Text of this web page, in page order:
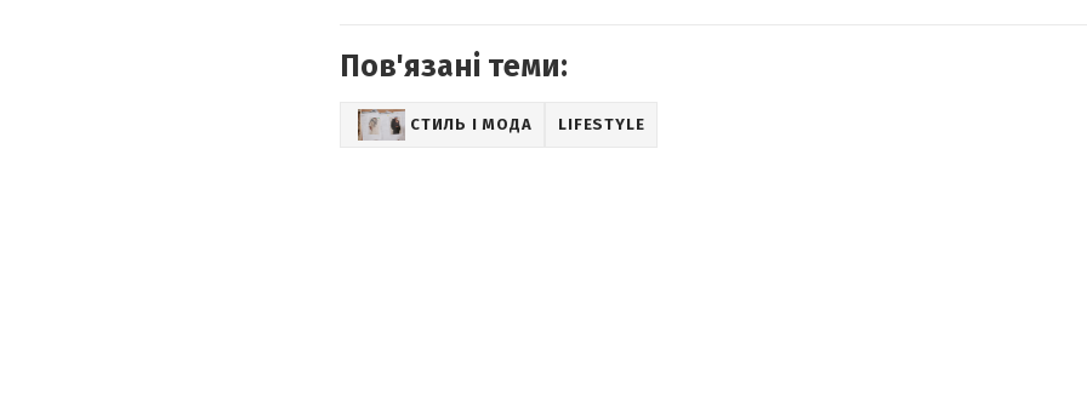
Пов'язані теми:
СТИЛЬ І МОДА LIFESTYLE